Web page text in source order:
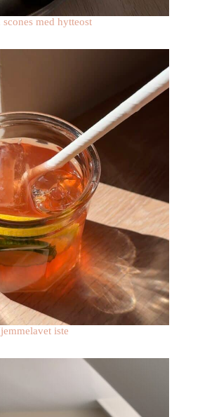
scones med hytteost
iste